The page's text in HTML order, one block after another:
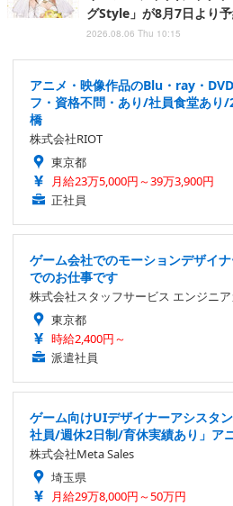
グStyle」が8月7日より
2026.08.06 Thu 10:15
アニメ・映像作品のBlu・ray・
フ・資格不問・あり/社員食堂あり
橋
株式会社RIOT
東京都
月給23万5,000円～39万3,900円
正社員
ゲーム会社でのモーションデザイ
でのお仕事です
株式会社スタッフサービス エンジニ
東京都
時給2,400円～
派遣社員
ゲーム向けUIデザイナーアシスタ
社員/週休2日制/育休実績あり」ア
株式会社Meta Sales
埼玉県
月給29万8,000円～50万円